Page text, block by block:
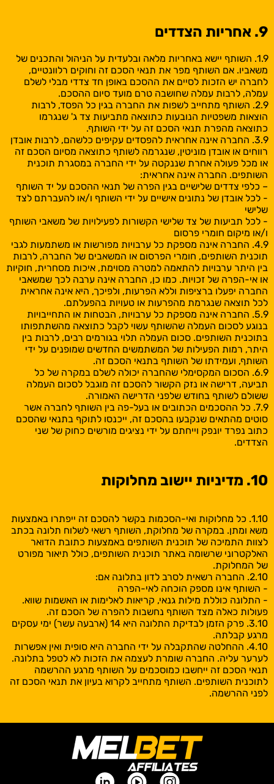
9. אחריות הצדדים
1.9. השותף יישא באחריות מלאה ובלעדית על הניהול והתכנים של
משאביו. אם השותף מפר את תנאי הסכם זה וחוקים רלוונטיים,
לחברה יש הזכות לסיים את ההסכם באופן חד צדדי מבלי לשלם
עמלה, לרבות עמלה שחושבה טרם מועד סיום ההסכם.
2.9. השותף מתחייב לשפות את החברה בגין כל הפסד, לרבות
הוצאות משפטיות הנובעות כתוצאה מתביעות צד ג' שנגרמו
כתוצאה מהפרת תנאי הסכם זה על ידי השותף.
3.9. החברה אינה אחראית להפסדים עקיפים כלשהם, לרבות אובדן
רווחים או אובדן מוניטין, שנגרמה לשותף כתוצאה מסיום הסכם זה
או מכל פעולה אחרת שננקטה על ידי החברה במסגרת תוכנית
השותפים. החברה אינה אחראית:
– כלפי צדדים שלישיים בגין הפרה של תנאי ההסכם על יד השותף
- לכל אובדן של נתונים אישיים על ידי השותף ו/או להעברתם לצד
שלישי
- לכל תביעות של צד שלישי הקשורות לפעילויות של משאבי השותף
ו/או מיקום חומרי פרסום
4.9. החברה אינה מספקת כל ערבויות מפורשות או משתמעות לגבי
תוכנית השותפים, חומרי הפרסום או המשאבים של החברה, לרבות
בין היתר ערבויות להתאמה למטרה מסוימת, איכות מסחרית, חוקיות
או אי-הפרה של זכויות. כמו כן, החברה אינה ערבה לכך שמשאבי
החברה יפעלו ברציפות וללא הפרעות, ולפיכך, היא אינה אחראית
לכל תוצאה שנגרמת מהפרעות או טעויות בהפעלתם.
5.9. החברה אינה מספקת כל ערבויות, הבטחות או התחייבויות
בנוגע לסכום העמלה שהשותף עשוי לקבל כתוצאה מהשתתפותו
בתוכנית השותפים. סכום העמלה תלוי בגורמים רבים, לרבות בין
היתר, רמות הפעילות של המשתמשים החדשים שמופנים על ידי
השותף, ועמידתו של השותף בתנאי הסכם זה.
6.9. הסכום המקסימלי שהחברה יכולה לשלם במקרה של כל
תביעה, דרישה או נזק הקשור להסכם זה מוגבל לסכום העמלה
ששולם לשותף בחודש שלפני הדרישה האמורה.
7.9. כל ההסכמים הכתובים או בעל-פה בין השותף לחברה אשר
סוטים מהתאים שנקבעו בהסכם זה, ייכנסו לתוקף בתנאי שהסכם
כתוב נפרד יונפק וייחתם על ידי נציגים מורשים כחוק של שני
הצדדים.
10. מדיניות יישוב מחלוקות
1.10. כל מחלוקות ואי-הסכמות בקשר להסכם זה ייפתרו באמצעות
משא ומתן. במקרה של מחלוקת, השותף רשאי לשלוח תלונה בכתב
לצוות התמיכה של תוכנית השותפים באמצעות כתובת הדואר
האלקטרוני שרשומה באתר תוכנית השותפים, כולל תיאור מפורט
של המחלוקת.
2.10. החברה רשאית לסרב לדון בתלונה אם:
- השותף אינו מספק הוכחה לאי-הפרה
- התלונה כוללת מילות גנאי, קריאות לאלימות או האשמות שווא.
פעולות כאלה מצד השותף נחשבות להפרה של הסכם זה.
3.10. פרק הזמן לבדיקת התלונה היא 14 (ארבעה עשר) ימי עסקים
מרגע קבלתה.
4.10. ההחלטה שהתקבלה על ידי החברה היא סופית ואין אפשרות
לערער עליה. החברה שומרת לעצמה את הזכות לא לטפל בתלונה.
תנאי הסכם זה ייחשבו כמוסכמים על השותף מרגע ההרשמה
לתוכנית השותפים. השותף מתחייב לקרוא בעיון את תנאי הסכם זה
לפני ההרשמה.